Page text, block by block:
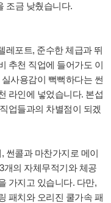
조금 낮췄습니다.
레포트, 준수한 체급과 뛰
추천 직업에 들어가도 이
사용감이 뻑뻑하다는 썬
라인에 넣었습니다. 본섭
업들과의 차별점이 되겠
썬콜과 마찬가지로 메이
개의 자체무적기와 체공
가지고 있습니다. 다만,
패치와 오리진 쿨가속 패